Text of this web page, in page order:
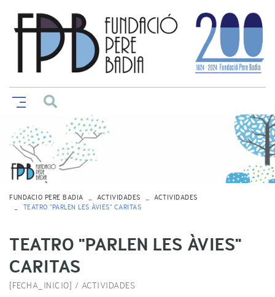
FUNDACIO PERE BADIA ACTIVIDADES
ACTIVIDADES
TEATRO "PARLEN LES ÀVIES" CARITAS
TEATRO "PARLEN LES ÀVIES"
CARITAS
[FECHA_INICIO] / ACTIVIDADES